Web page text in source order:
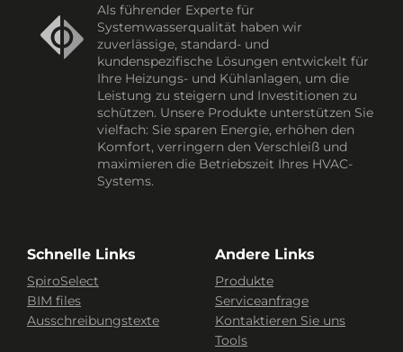
Als führender Experte für
Systemwasserqualität haben wir
zuverlässige, standard- und
kundenspezifische Lösungen entwickelt für
Ihre Heizungs- und Kühlanlagen, um die
Leistung zu steigern und Investitionen zu
schützen. Unsere Produkte unterstützen Sie
vielfach: Sie sparen Energie, erhöhen den
Komfort, verringern den Verschleiß und
maximieren die Betriebszeit Ihres HVAC-
Systems.
Schnelle Links
SpiroSelect
BIM files
Ausschreibungstexte
Andere Links
Produkte
Serviceanfrage
Kontaktieren Sie uns
Tools